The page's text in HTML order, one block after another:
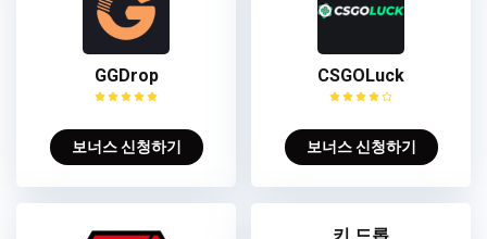
GGDrop
보너스 신청하기
CSGOLuck
보너스 신청하기